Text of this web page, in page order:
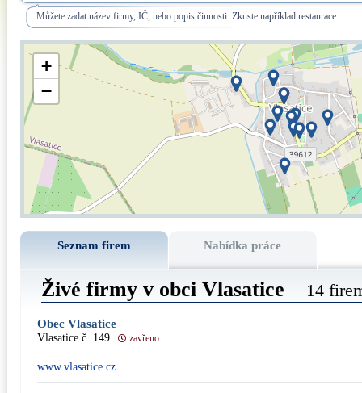
Můžete zadat název firmy, IČ, nebo popis činnosti. Zkuste například restaurace
+
−
Seznam firem Nabídka práce
Živé firmy v obci Vlasatice 14
Obec Vlasatice
Vlasatice č. 149 zavřeno
www.vlasatice.cz